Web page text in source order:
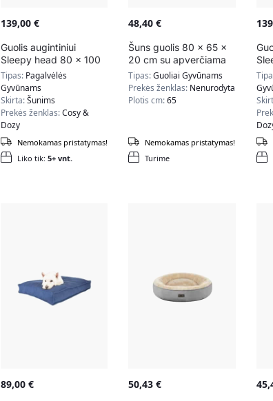
139,00 €
Guolis augintiniui
Sleepy head 80 x 100
cm, šviesiai pilkos
spalvos
Tipas: Pagalvėlės
Gyvūnams
Skirta:Šunims
Prekės ženklas:Cosy &
Dozy
Liko tik: 5+ vnt.
Nemokamas pristatymas!
48,40€
Šuns guolis 80 x 65 x
20 cm su apverčiama
pagalvėle PGW004G01
Tipas:Guoliai Gyvūnams
Prekės ženklas: Nenurodyta
Plotis cm:65
Turime
Nemokamas pristatymas!
89,00 € 50,43€